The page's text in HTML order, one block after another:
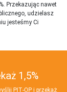
Przekazując nawet
udzielasz
jesteśmy Ci
1,5%
PIT‑OP i przekaż